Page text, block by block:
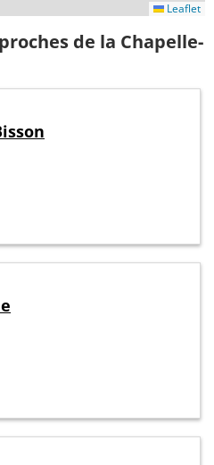
Leaflet
de la Chapelle-